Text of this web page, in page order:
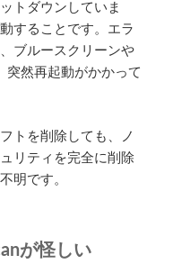
トダウンしていま
することです。エラ
ブルースクリーンや
突然再起動がかかって
トを削除しても、ノ
リティを完全に削除
明です。
が怪しい